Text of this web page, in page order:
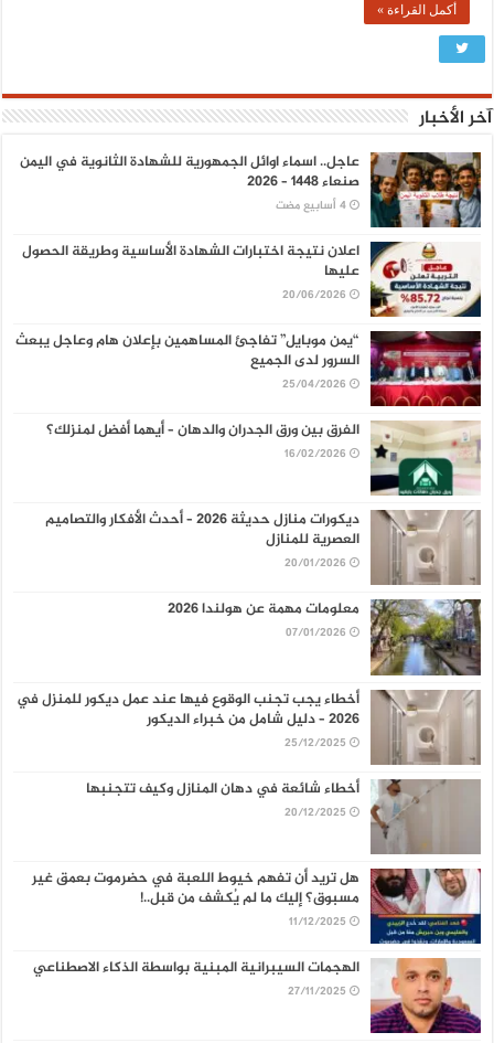
أكمل القراءة »
آخر الأخبار
عاجل.. اسماء اوائل الجمهورية للشهادة الثانوية في اليمن
صنعاء 1448 – 2026
اعلان نتيجة اختبارات الشهادة الأساسية وطريقة الحصول
عليها
20/06/2026
“يمن موبايل” تفاجئ المساهمين بإعلان هام وعاجل يبعث
السرور لدى الجميع
25/04/2026
الفرق بين ورق الجدران والدهان – أيهما أفضل لمنزلك؟
16/02/2026
ديكورات منازل حديثة 2026 – أحدث الأفكار والتصاميم
العصرية للمنازل
20/01/2026
معلومات مهمة عن هولندا 2026
07/01/2026
أخطاء يجب تجنب الوقوع فيها عند عمل ديكور للمنزل في
2026 – دليل شامل من خبراء الديكور
25/12/2025
أخطاء شائعة في دهان المنازل وكيف تتجنبها
20/12/2025
هل تريد أن تفهم خيوط اللعبة في حضرموت بعمق غير
مسبوق؟ إليك ما لم يُكشف من قبل..!
11/12/2025
الهجمات السيبرانية المبنية بواسطة الذكاء الاصطناعي
27/11/2025